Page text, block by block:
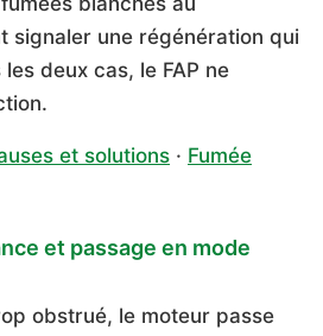
signaler une régénération qui
deux cas, le FAP ne
et solutions · Fumée
et passage en mode
obstrué, le moteur passe